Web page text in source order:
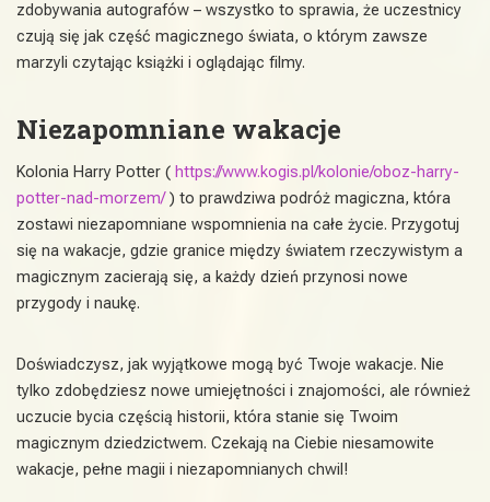
zdobywania autografów – wszystko to sprawia, że uczestnicy
czują się jak część magicznego świata, o którym zawsze
marzyli czytając książki i oglądając filmy.
Niezapomniane wakacje
Kolonia Harry Potter ( https://www.kogis.pl/kolonie/oboz-harry-
potter-nad-morzem/) to prawdziwa podróż magiczna, która
zostawi niezapomniane wspomnienia na całe życie. Przygotuj
się na wakacje, gdzie granice między światem rzeczywistym a
magicznym zacierają się, a każdy dzień przynosi nowe
przygody i naukę.
Doświadczysz, jak wyjątkowe mogą być Twoje wakacje. Nie
tylko zdobędziesz nowe umiejętności i znajomości, ale również
uczucie bycia częścią historii, która stanie się Twoim
magicznym dziedzictwem. Czekają na Ciebie niesamowite
wakacje, pełne magii i niezapomnianych chwil!